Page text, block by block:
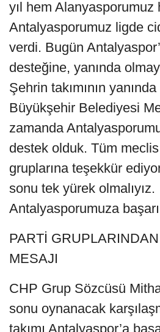
yıl hem Alanyasporumuz
Antalyasporumuz ligde
verdi. Bugün
desteğine, yanında
Şehrin takımının yanında
Büyükşehir Belediyesi
zamanda
destek olduk. Tüm
gruplarına teşekkür
sonu tek yürek olmalıyız.
Antalyasporumuza
PARTİ
MESAJI
CHP Grup Sözcüsü
sonu oynanacak
takımı Antalyaspor’a